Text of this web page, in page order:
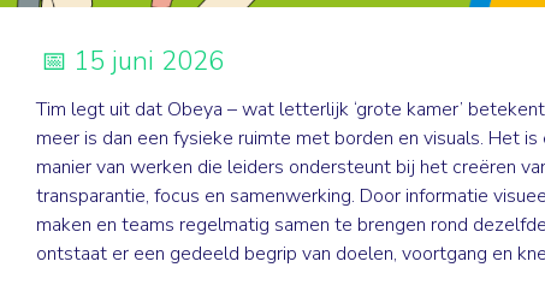
15 juni 2026
Tim legt uit dat Obeya – wat letterlijk ‘grote kamer’
meer is dan een fysieke ruimte met borden en visuals. Het is
manier van werken die leiders ondersteunt bij het creëren
transparantie, focus en samenwerking. Door informatie
maken en teams regelmatig samen te brengen rond
ontstaat er een gedeeld begrip van doelen, voortgang en